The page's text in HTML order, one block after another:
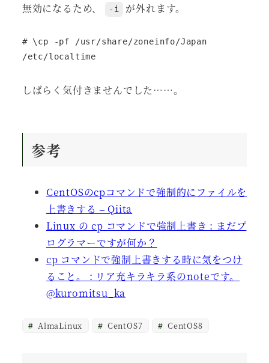
無効になるため、
-i が外れます。
# \cp -pf /usr/share/zoneinfo/Japan
/etc/localtime
しばらく気付きませんでした……。
参考
CentOSのcpコマンドで強制的にファイルを
上書きする – Qiita
Linux の cp コマンドで強制上書き : まだプ
ログラマーですが何か？
cp コマンドで強制上書きする時に気をつけ
ること。 : リア充キラキラ系のnoteです。
@kuromitsu_ka
AlmaLinux CentOS7 CentOS8